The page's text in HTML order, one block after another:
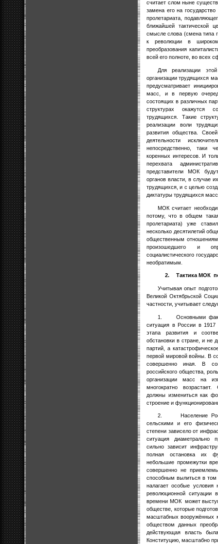
считает слом ныне
замена его на
пролетариата,
ближайшей тактической
смысле слова (смена типа
к революции в
преобразования
всей его полноте, во всех
Для реализации
организации трудящихся
предусматривает
масс, и в первую
состоящих в различных
структурах окажутся
трудящихся. Такие
реализации воли
развития общества.
деятельности
непосредственно, таки
коренных интересов. И
перехвата
представители МОК
органов власти, в случае
трудящихся, и с целью
диктатуры трудящихся
МОК считает
потому, что в общем
пролетариата) уже
несколько десятилетий
общественным
произошедшего и
социалистического
необратимым.
2. Тактика МОК
Учитывая опыт
Великой Октябрьской
частности, учитывает
1.
Основными
ситуация в России в
этапа развития и
обстановки в стране, и не
партий, а
первой мировой войны. В
совершенно иная. В
российского общества,
организации масс на
многократно
должны измениться как
строение и
2.
Население
сельскими и его
степени зависело от
ситуация диаметрально
сильно зависит
полная остановка их
небольшие промежутки
совершенно не
способным вылиться в
налагает особые
революционной
времени МОК может
обществе, которые
масштабных вооружённых
обществом данных
действующая власть
Конституцию, масштабно